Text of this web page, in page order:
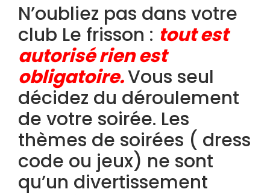
N’oubliez pas dans votre
club Le frisson : tout est
autorisé rien est
obligatoire.Vous seul
décidez du déroulement
de votre soirée. Les
thèmes de soirées ( dress
code ou jeux) ne sont
qu’un divertissement